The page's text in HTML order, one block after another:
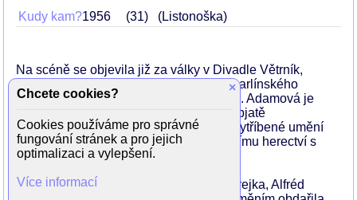
Kudy kam?1956 31 (Listonoška)
Na scéně se objevila již za války v Divadle Větrník,
později byla členkou vinohradského a karlínského
souboru a Městských divadel pražských. Adamová je
herečka obdivuhodného rejstříku, od vypjatě
dramatických a tragických postav přes vytříbené umění
konverzační dramatiky až ke komediálnímu herectví s
darem groteskního nadhledu a ironie.
Její dráhu ovlivnily osobnosti jako Jiří Frejka, Alfréd
×
Chcete cookies?
Cookies používáme pro správné
fungování stránek a pro jejich
optimalizaci a vylepšení.
Více informací